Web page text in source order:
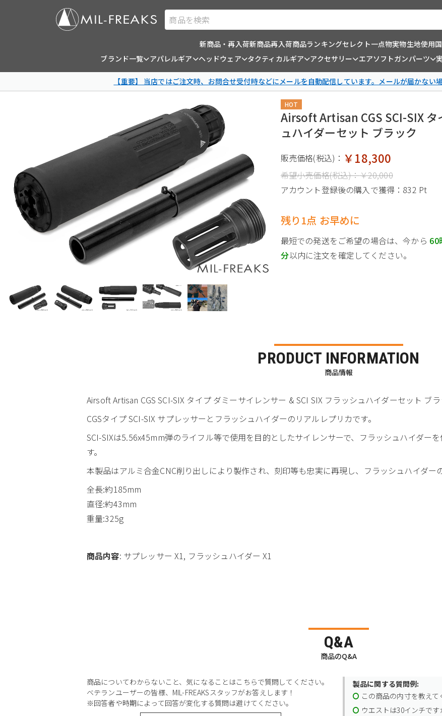
商品を検索
新商品・再入荷新商品再入荷商品ランキングセレクト一点物実物生地使用
ブランド一覧
アパレルギア ヘッドウェア タクティカルギア アクセサリー エアソフトガンパーツ
【重要】 当店ではご注文時、お問合せ受付時などにメールを自動配信しています。メールが届かない
HOT
Airsoft Artisan CGS SCI-SIX タ
ュハイダーセット ブラック
販売価格(税込)： ￥18,300
希望小売価格(税込)：￥20,000
アカウント登録後の購入で獲得： 832 Pt
残り1点 お早めに
最短での発送をご希望の場合は、今から 60
分以内に注文を確定してください。
PRODUCT INFORMATION
商品情報
Airsoft Artisan CGS SCI-SIX タイプ ダミーサイレンサー & SCI SIX フラッシュハイダーセット ブ
CGSタイプ SCI-SIX サプレッサーとフラッシュハイダーのリアルレプリカです。
SCI-SIXは5.56x45mm弾のライフル等で使用を目的としたサイレンサーで、フラッシュハイダー
す。
本製品はアルミ合金CNC削り出しにより製作され、刻印等も忠実に再現し、フラッシュハイダー
全長:約185mm
直径:約43mm
重量:325g
商品内容: サプレッサー X1, フラッシュハイダー X1
Q&A
商品のQ&A
商品についてわからないこと、気になることはこちらで質問してください。
ベテランユーザーの皆様、MIL-FREAKSスタッフがお答えします！
※回答者や時期によって回答が変化する質問は避けてください。
製品に関する質問例:
この商品の内寸を教えて
ウエストは30インチで